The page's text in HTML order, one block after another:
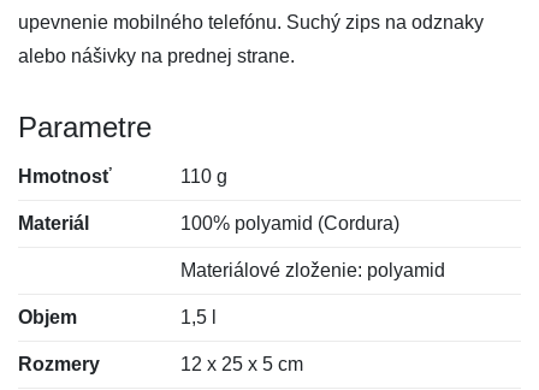
upevnenie mobilného telefónu. Suchý zips na odznaky
alebo nášivky na prednej strane.
Parametre
Hmotnosť 110 g
Materiál 100% polyamid (Cordura)
Materiálové zloženie: polyamid
Objem 1,5 l
Rozmery 12 x 25 x 5 cm